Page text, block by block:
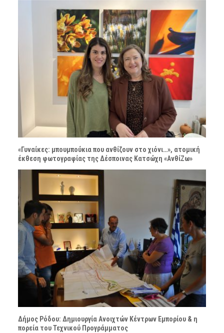
«Γυναίκες: μπουμπούκια που ανθίζουν στο χιόνι…», ατομική
έκθεση φωτογραφίας της Δέσποινας Κατσώχη «ΑνθίΖω»
Δήμος Ρόδου: Δημιουργία Ανοιχτών Κέντρων Εμπορίου & η
πορεία του Τεχνικού Προγράμματος